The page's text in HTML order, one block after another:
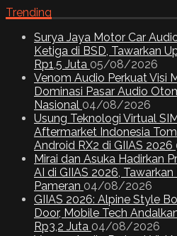
Trending
Surya Jaya Motor Car
Ketiga di BSD, Tawarkan
Rp1,5 Juta 05/08/2026
Venom Audio Perkuat Visi
Dominasi Pasar Audio
Nasional 04/08/2026
Usung Teknologi Virtual
Aftermarket Indonesia
Android RX2 di GIIAS 2026
Mirai dan Asuka Hadirkan
AI di GIIAS 2026,
Pameran 04/08/2026
GIIAS 2026: Alpine Style
Door, Mobile Tech
Rp3,2 Juta 04/08/2026